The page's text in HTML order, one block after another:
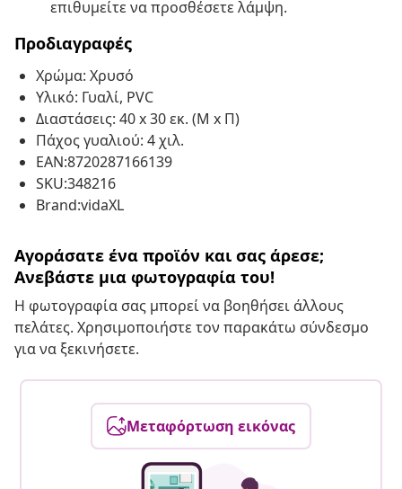
επιθυμείτε να προσθέσετε λάμψη.
Προδιαγραφές
Χρώμα: Χρυσό
Υλικό: Γυαλί, PVC
Διαστάσεις: 40 x 30 εκ. (Μ x Π)
Πάχος γυαλιού: 4 χιλ.
EAN:8720287166139
SKU:348216
Brand:vidaXL
Αγοράσατε ένα προϊόν και σας άρεσε;
Ανεβάστε μια φωτογραφία του!
Η φωτογραφία σας μπορεί να βοηθήσει άλλους
πελάτες. Χρησιμοποιήστε τον παρακάτω σύνδεσμο
για να ξεκινήσετε.
Μεταφόρτωση εικόνας